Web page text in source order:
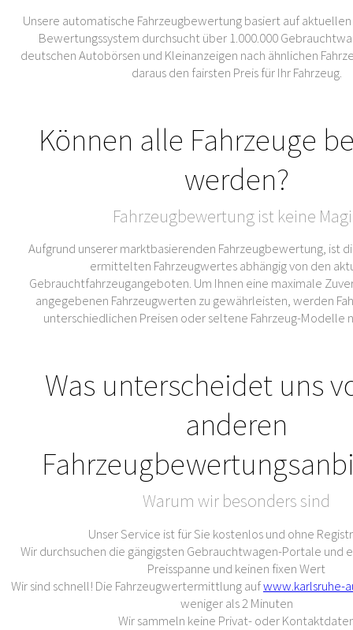
Unsere automatische Fahrzeugbewertung basiert auf
Bewertungssystem durchsucht über 1.000.000
deutschen Autobörsen und Kleinanzeigen nach ähnlichen
daraus den fairsten Preis für Ihr Fahrzeug.
Können alle Fahrzeuge
werden?
Fahrzeugbewertung ist keine
Aufgrund unserer marktbasierenden Fahrzeugbewertung, ist
ermittelten Fahrzeugwertes abhängig von den
Gebrauchtfahrzeugangeboten. Um Ihnen eine maximale
angegebenen Fahrzeugwerten zu gewährleisten, werden
unterschiedlichen Preisen oder seltene Fahrzeug-
Was unterscheidet uns
anderen
Warum wir besonders sind
Unser Service ist für Sie kostenlos und ohne
Wir durchsuchen die gängigsten Gebrauchtwagen-Portale und
Preisspanne und keinen fixen Wert
Wir sind schnell! Die Fahrzeugwertermittlung aufwww.karlsruhe-
weniger als 2 Minuten
Wir sammeln keine Privat- oder